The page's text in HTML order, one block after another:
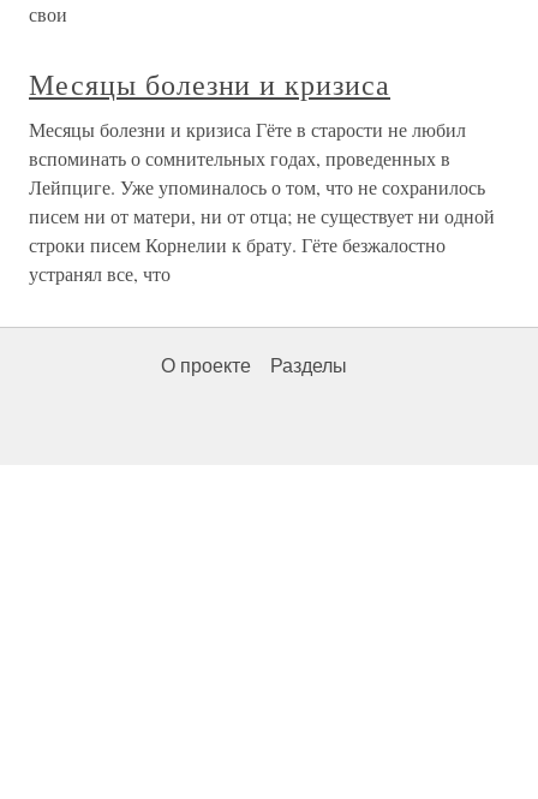
свои
Месяцы болезни и кризиса
Месяцы болезни и кризиса Гёте в старости не любил
вспоминать о сомнительных годах, проведенных в
Лейпциге. Уже упоминалось о том, что не сохранилось
писем ни от матери, ни от отца; не существует ни одной
строки писем Корнелии к брату. Гёте безжалостно
устранял все, что
О проекте Разделы